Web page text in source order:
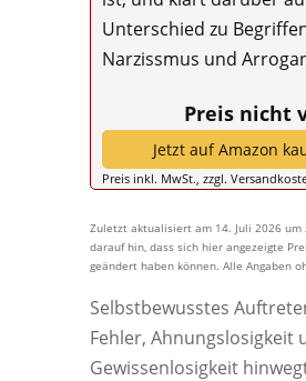
Unterschied zu
Narzissmus und
Preis nicht
Jetzt auf Amazon
Preis inkl. MwSt., zzgl.
Zuletzt aktualisiert am 14. Juli 2026 um
darauf hin, dass sich hier angezeigte
geändert haben können. Alle Angaben
Selbstbewusstes
Fehler, Ahnungslosigkeit
Gewissenlosigkeit